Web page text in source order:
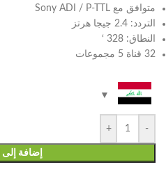
متوافق مع Sony ADI / P-TTL
التردد: 2.4 جيجا هرتز
النطاق: 328 ‘
32 قناة 5 مجموعات
-
+
إضافة إلى